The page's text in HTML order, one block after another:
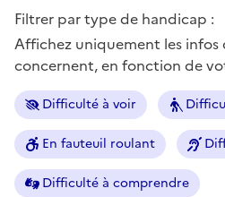
Filtrer par type de handicap :
Affichez uniquement les
concernent, en fonction de
Difficulté à voir
En fauteuil roulant
Difficulté à comprendre